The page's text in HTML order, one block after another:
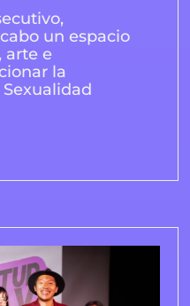
un espacio
arte e
la